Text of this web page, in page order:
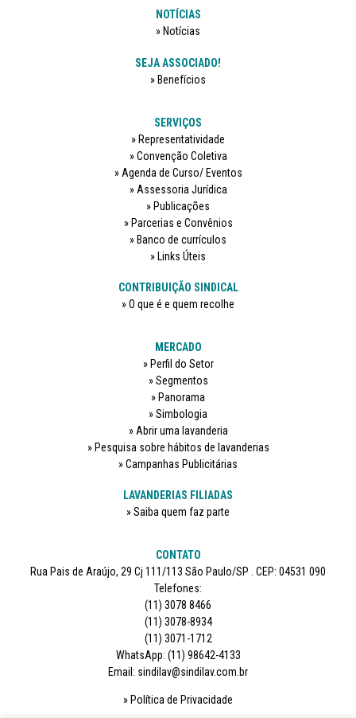
NOTÍCIAS
Notícias
SEJA ASSOCIADO!
Benefícios
SERVIÇOS
Representatividade
Convenção Coletiva
Agenda de Curso/ Eventos
Assessoria Jurídica
Publicações
Parcerias e Convênios
Banco de currículos
Links Úteis
CONTRIBUIÇÃO SINDICAL
O que é e quem recolhe
MERCADO
Perfil do Setor
Segmentos
Panorama
Simbologia
Abrir uma lavanderia
Pesquisa sobre hábitos de lavanderias
Campanhas Publicitárias
LAVANDERIAS FILIADAS
Saiba quem faz parte
CONTATO
Rua Pais de Araújo, 29 Cj 111/113 São Paulo/SP . CEP: 04531 090
Telefones:
(11) 3078 8466
(11) 3078-8934
(11) 3071-1712
WhatsApp: (11) 98642-4133
Email: sindilav@sindilav.com.br
Política de Privacidade